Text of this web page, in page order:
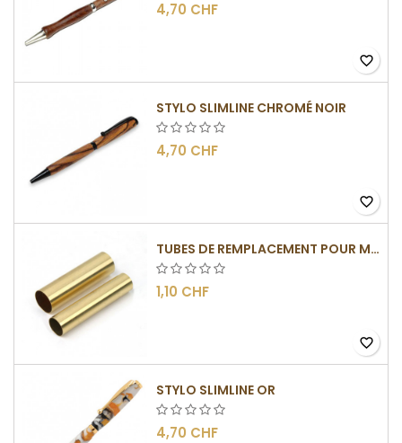
4,70 CHF
favorite_border
STYLO SLIMLINE CHROMÉ NOIR
4,70 CHF
favorite_border
TUBES DE REMPLACEMENT POUR MÉCANISMES SLIMLINE
1,10 CHF
favorite_border
STYLO SLIMLINE OR
4,70 CHF